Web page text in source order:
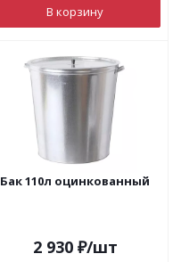
В корзину
Бак 110л оцинкованный
2 930₽/шт